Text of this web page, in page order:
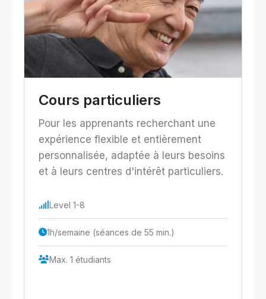
Cours particuliers
Pour les apprenants recherchant une
expérience flexible et entièrement
personnalisée, adaptée à leurs besoins
et à leurs centres d'intérêt particuliers.
Level 1-8
1h/semaine (séances de 55 min.)
Max. 1 étudiants